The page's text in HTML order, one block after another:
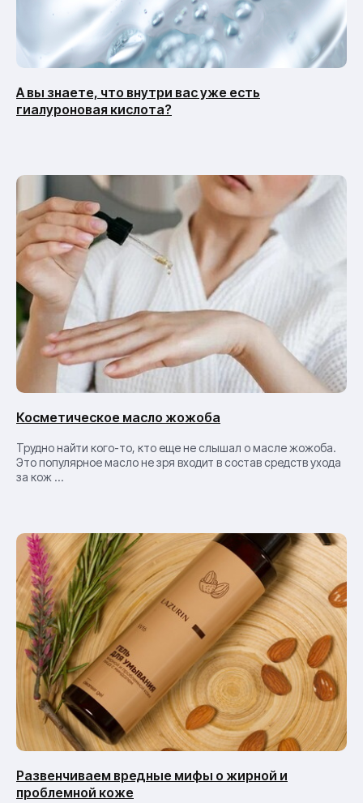
А вы знаете, что внутри вас уже есть
гиалуроновая кислота?
Косметическое масло жожоба
Трудно найти кого-то, кто еще не слышал о масле жожоба.
Это популярное масло не зря входит в состав средств ухода
за кож ...
Развенчиваем вредные мифы о жирной и
проблемной коже